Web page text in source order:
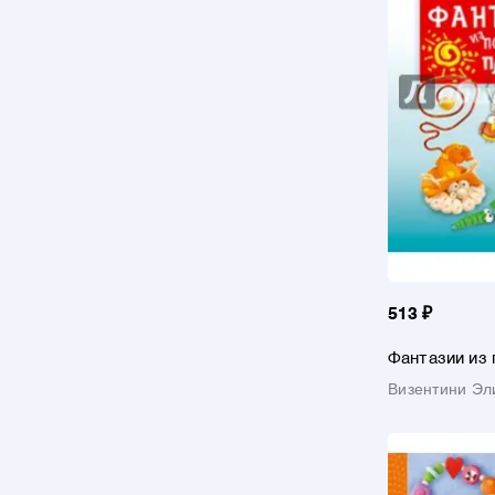
513 ₽
Фантазии из
Визентини